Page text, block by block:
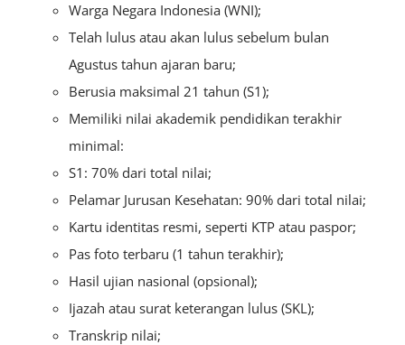
Warga Negara Indonesia (WNI);
Telah lulus atau akan lulus sebelum bulan
Agustus tahun ajaran baru;
Berusia maksimal 21 tahun (S1);
Memiliki nilai akademik pendidikan terakhir
minimal:
S1: 70% dari total nilai;
Pelamar Jurusan Kesehatan: 90% dari total nilai;
Kartu identitas resmi, seperti KTP atau paspor;
Pas foto terbaru (1 tahun terakhir);
Hasil ujian nasional (opsional);
Ijazah atau surat keterangan lulus (SKL);
Transkrip nilai;